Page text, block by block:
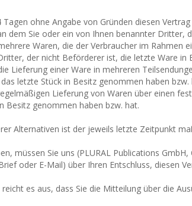
Tagen ohne Angabe von Gründen diesen
dem Sie oder ein von Ihnen benannter
Waren, die der Verbraucher im
der nicht Beförderer ist, die letzte Ware in
Lieferung einer Ware in mehreren
letzte Stück in Besitz genommen haben bzw.
Lieferung von Waren über einen
Besitz genommen haben bzw. hat.
Alternativen ist der jeweils letzte Zeitpunkt
müssen Sie uns (PLURAL Publications
oder E-Mail) über Ihren Entschluss, diesen
es aus, dass Sie die Mitteilung über die